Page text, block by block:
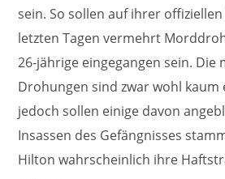
sein. So sollen auf ihrer
letzten Tagen vermehrt
26-jährige eingegangen sein. Die
Drohungen sind zwar wohl kaum
jedoch sollen einige davon
Insassen des Gefängnisses
Hilton wahrscheinlich ihre